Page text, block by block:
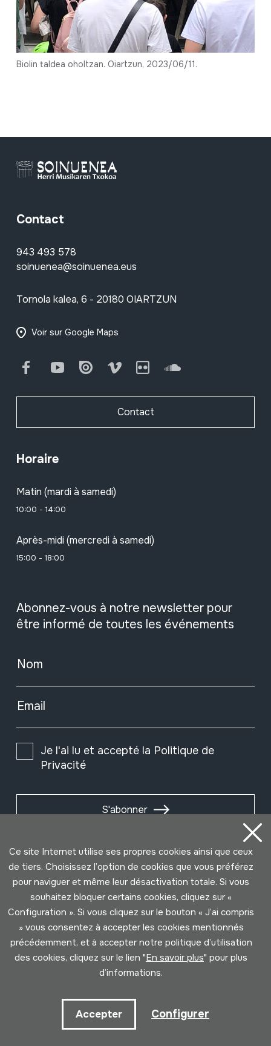
Biolin taldea oholtzan. Oiartzun, 2023/06/11.
Contact
943 493 578
soinuenea@soinuenea.eus
Tornola kalea, 6 - 20180 OIARTZUN
Voir sur Google Maps
FacebookYoutube Issuu Vimeo Flickr SoundCloud
Contact
Horaire
Matin (mardi à samedi)
10:00 - 14:00
Après-midi (mercredi à samedi)
15:00 - 18:00
Abonnez-vous à notre newsletter pour
être informé de toutes les événements
Nom
Email
Je l'ai lu et accepté la Politique de
Privacité
S'abonner
Développé par Lotura
Ce site Internet utilise ses propres cookies ainsi que ceux
de tiers. Choisissez l’option de cookies que vous préférez
pour naviguer et même leur désactivation totale. Si vous
souhaitez bloquer certains cookies, cliquez sur «
Configuration ». Si vous cliquez sur le bouton « J’ai compris
» vous consentez à accepter les cookies mentionnés
précédemment, et à accepter notre politique d’utilisation
des cookies, cliquez sur le lien "En savoir plus" pour plus
d’informations.
Accepter Configurer